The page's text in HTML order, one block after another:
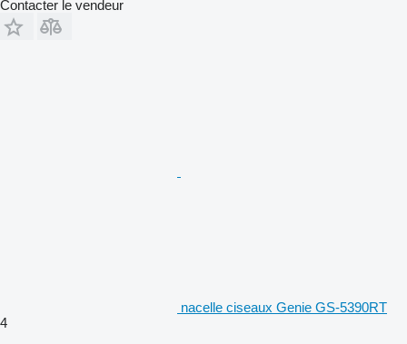
Contacter le vendeur
nacelle ciseaux Genie GS-5390RT
4